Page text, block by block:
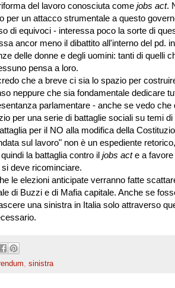
del lavoro conosciuta come jobs act.
per un attacco strumentale a questo
di equivoci - interessa poco la sorte di
ancor meno il dibattito all'interno del pd.
delle donne e degli uomini: tanti di quelli
pensa a loro.
che a breve ci sia lo spazio per
neppure che sia fondamentale dedicare
parlamentare - anche se vedo che
per una serie di battaglie sociali su temi
per il NO alla modifica della
sul lavoro" non è un espediente
la battaglia contro il jobs acte a favore
deve ricominciare.
le elezioni anticipate verranno fatte
di Buzzi e di Mafia capitale. Anche se
una sinistra in Italia solo attraverso
sinistra